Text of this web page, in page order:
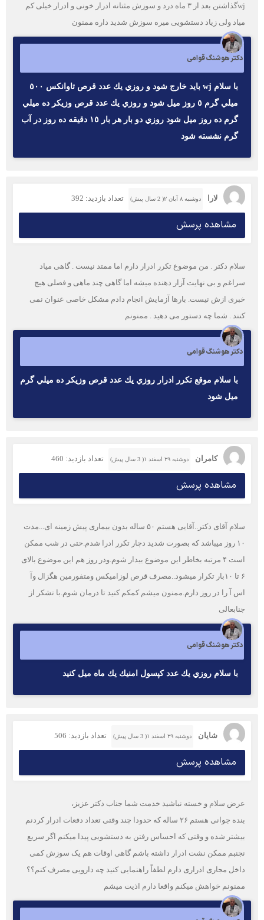
wjگذاشتن بعد از ۳ ماه درد و سوزش مثتانه ادرار خونی و ادرار خیلی کم
میاد ولی زیاد دستشویی میره سوزش شدید داره ممنون
دکتر هوشنگ قوامی
با سلام wj بايد خارج شود و روزي يك عدد قرص تاوانكس ٥٠٠
ميلي گرم ٥ روز ميل شود و روزي يك عدد قرص وزيكر ده ميلي
گرم ده روز ميل شود روزي دو بار هر بار ١٥ دقيقه ده روز در آب
گرم نشسته شود
لارا دوشنبه ۸ آبان ۲( 2 سال پیش) تعداد بازدید: 392
مشاهده پرسش
سلام دکتر . من موضوع تکرر ادرار دارم اما ممتد نیست . گاهی میاد
سراغم و بی نهایت آزار دهنده میشه اما گاهی چند ماهی و فصلی هیچ
خبری ازش نیست. بارها آزمایش انجام دادم مشکل خاصی عنوان نمی
کنند . شما چه دستور می دهید . ممنونم
دکتر هوشنگ قوامی
با سلام موقع تكرر ادرار روزي يك عدد قرص وزيكر ده ميلي گرم
ميل شود
کامران دوشنبه ۲۹ اسفند ۱( 3 سال پیش) تعداد بازدید: 460
مشاهده پرسش
سلام آقای دکتر..آقایی هستم ۵۰ ساله بدون بیماری پیش زمینه ای...مدت
۱۰ روز میباشد که بصورت شدید دچار تکرر ادرا شدم.حتی در شب ممکن
است ۴ مرتبه بخاطر این موضوع بیدار شوم.ودر روز هم این موضوع بالای
۶ تا ۱۰بار تکرار میشود..مصرف قرص لوزامیکس ومتفورمین هگزال وآ
اس آ را در روز دارم.ممنون میشم کمکم کنید تا درمان شوم.با تشکر از
جنابعالی
دکتر هوشنگ قوامی
با سلام روزي يك عدد كپسول امنيك يك ماه ميل كنيد
شایان دوشنبه ۲۹ اسفند ۱( 3 سال پیش) تعداد بازدید: 506
مشاهده پرسش
عرض سلام و خسته نباشید خدمت شما جناب دکتر عزیز،
بنده جوانی هستم ۲۶ ساله که حدودا چند وقتی تعداد دفعات ادرار کردنم
بیشتر شده و وقتی که احساس رفتن به دستشویی پیدا میکنم اگر سریع
نجنبم ممکن نشت ادرار داشته باشم گاهی اوقات هم یک سوزش کمی
داخل مجاری ادراری دارم لطفاً راهنمایی کنید چه دارویی مصرف کنم؟؟
ممنونم خواهش میکنم واقعا دارم اذیت میشم